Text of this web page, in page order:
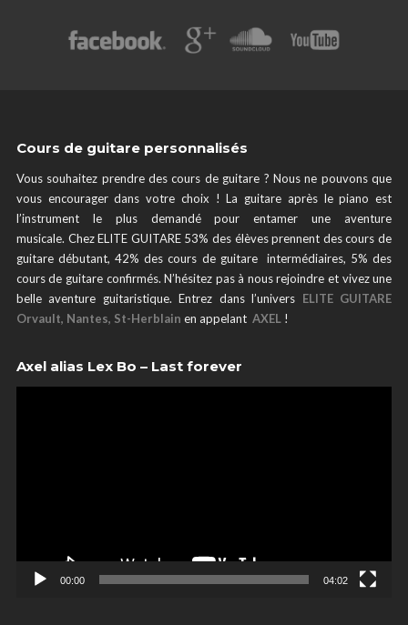
Cours de guitare personnalisés
Vous souhaitez prendre des cours de guitare ? Nous ne pouvons que
vous encourager dans votre choix ! La guitare après le piano est
l’instrument le plus demandé pour entamer une aventure
musicale. Chez ELITE GUITARE 53% des élèves prennent des cours de
guitare débutant, 42% des cours de guitare intermédiaires, 5% des
cours de guitare confirmés. N’hésitez pas à nous rejoindre et vivez une
belle aventure guitaristique. Entrez dans l’univers ELITE GUITARE
Orvault, Nantes, St-Herblain en appelant AXEL !
Axel alias Lex Bo – Last forever
00:00 04:02